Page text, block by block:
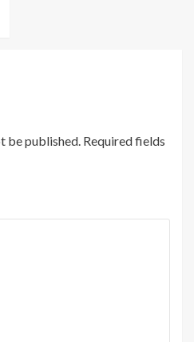
be published. Required fields